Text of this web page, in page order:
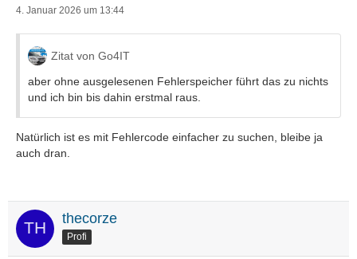
4. Januar 2026 um 13:44
Zitat von Go4IT
aber ohne ausgelesenen Fehlerspeicher führt das zu nichts
und ich bin bis dahin erstmal raus.
Natürlich ist es mit Fehlercode einfacher zu suchen, bleibe ja
auch dran.
thecorze
Profi